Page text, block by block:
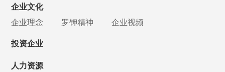
企业文化
企业理念
罗钾精神 企业视频
投资企业
人力资源